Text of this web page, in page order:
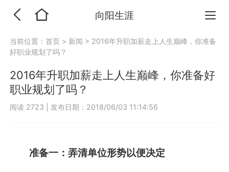
向阳生涯
当前位置：首页 > 新闻 > 2016年升职加薪走上人生巅峰，你准备
好职业规划了吗？
2016年升职加薪走上人生巅峰，你准备好
职业规划了吗？
阅读 2723 发布日期：2018/06/03 11:14:56
准备一：弄清单位形势以便决定